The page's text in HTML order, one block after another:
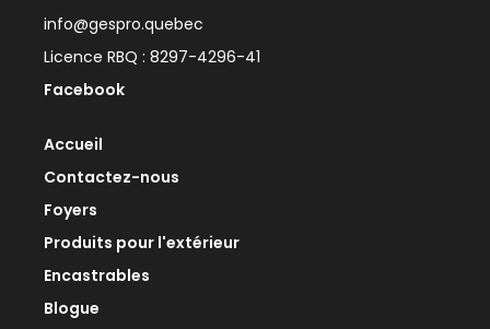
info@gespro.quebec
Licence RBQ : 8297-4296-41
Facebook
Accueil
Contactez-nous
Foyers
Produits pour l'extérieur
Encastrables
Blogue